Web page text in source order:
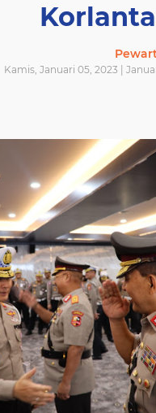
Kamis, Januari 05, 2023 |